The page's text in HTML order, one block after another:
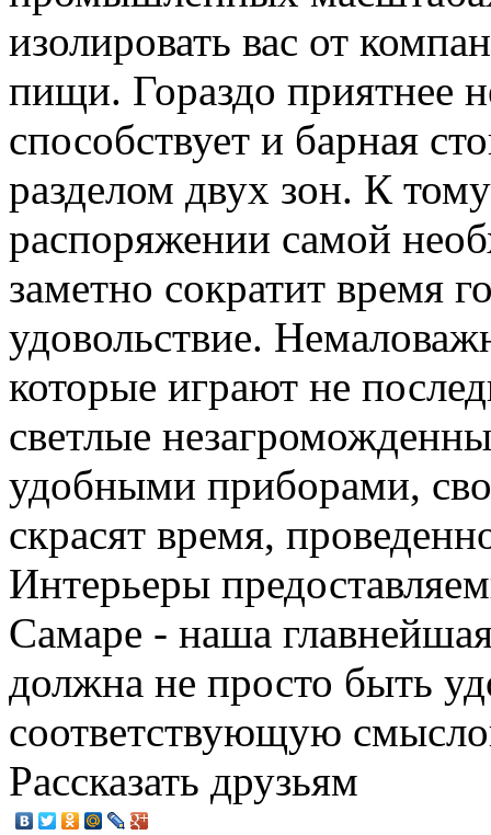
изолировать вас от
пищи. Гораздо приятнее
способствует и барная
разделом двух зон. К
распоряжении самой
заметно сократит время
удовольствие.
которые играют не
светлые
удобными приборами,
скрасят время,
Интерьеры
Самаре - наша
должна не просто быть
соответствующую
Рассказать друзьям